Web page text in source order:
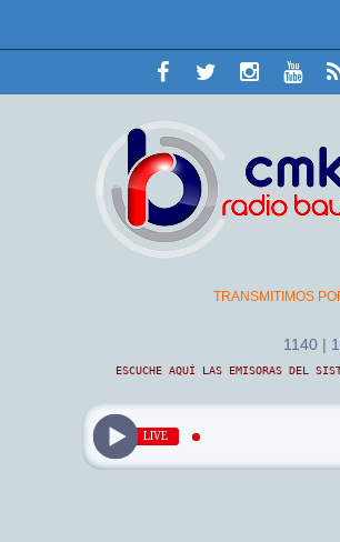
TRANSMITIMOS
1140 |
ESCUCHE AQUÍ LAS EMISORAS DEL
LIVE